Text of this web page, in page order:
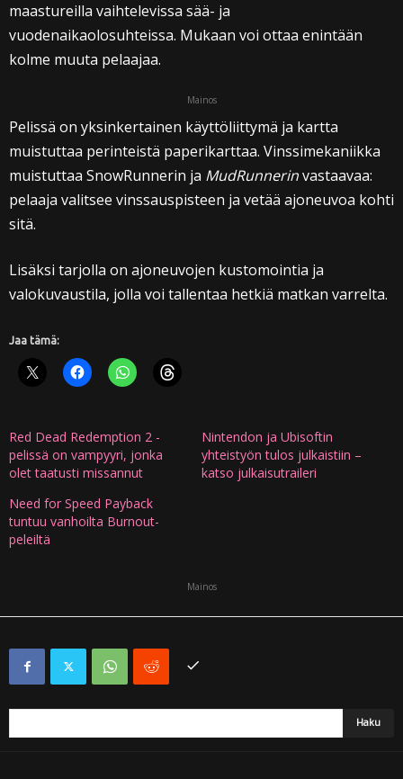
maastureilla vaihtelevissa sää- ja
vuodenaikaolosuhteissa. Mukaan voi ottaa enintään
kolme muuta pelaajaa.
Mainos
Pelissä on yksinkertainen käyttöliittymä ja kartta
muistuttaa perinteistä paperikarttaa. Vinssimekaniikka
muistuttaa SnowRunnerin ja MudRunnerinvastaavaa:
pelaaja valitsee vinssauspisteen ja vetää ajoneuvoa kohti
sitä.
Lisäksi tarjolla on ajoneuvojen kustomointia ja
valokuvaustila, jolla voi tallentaa hetkiä matkan varrelta.
Jaa tämä:
Red Dead Redemption 2 -
pelissä on vampyyri, jonka
olet taatusti missannut
Nintendon ja Ubisoftin
yhteistyön tulos julkaistiin –
katso julkaisutraileri
Need for Speed Payback
tuntuu vanhoilta Burnout-
peleiltä
Mainos